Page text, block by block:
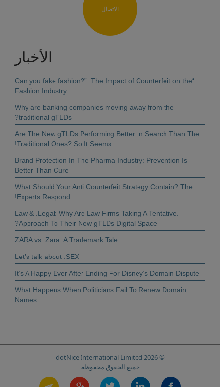
الاتصال
الأخبار
“Can you fake fashion?”: The Impact of Counterfeit on the
Fashion Industry
Why are banking companies moving away from the
traditional gTLDs?
Are The New gTLDs Performing Better In Search Than The
Traditional Ones? So It Seems!
Brand Protection In The Pharma Industry: Prevention Is
Better Than Cure
What Should Your Anti Counterfeit Strategy Contain? The
Experts Respond!
.Law & .Legal: Why Are Law Firms Taking A Tentative
Approach To Their New gTLDs Digital Space?
ZARA vs. Zara: A Trademark Tale
Let’s talk about .SEX
It’s A Happy Ever After Ending For Disney’s Domain Dispute
What Happens When Politicians Fail To Renew Domain
Names
© 2026 dotNice International Limited
جميع الحقوق محفوظة.